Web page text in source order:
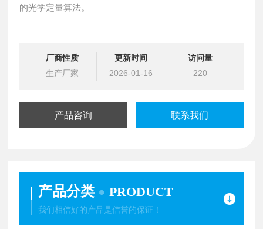
的光学定量算法。
厂商性质
生产厂家
更新时间
2026-01-16
访问量
220
产品咨询 联系我们
产品分类 PRODUCT
我们相信好的产品是信誉的保证！